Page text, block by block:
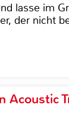
lasse im
der nicht
Acoustic